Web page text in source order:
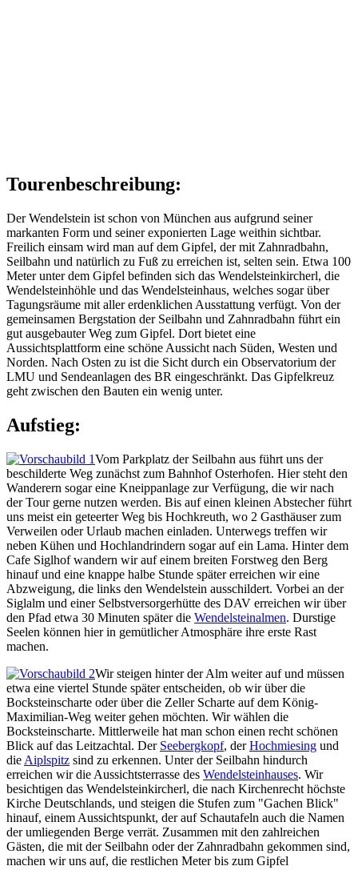
Tourenbeschreibung:
Der Wendelstein ist schon von München aus aufgrund seiner
markanten Form und seiner exponierten Lage weithin sichtbar.
Freilich einsam wird man auf dem Gipfel, der mit Zahnradbahn,
Seilbahn und natürlich zu Fuß zu erreichen ist, selten sein. Etwa 100
Meter unter dem Gipfel befinden sich das Wendelsteinkircherl, die
Wendelsteinhöhle und das Wendelsteinhaus, welches sogar über
Tagungsräume mit aller erdenklichen Ausstattung verfügt. Von der
gemeinsamen Bergstation der Seilbahn und Zahnradbahn führt ein
gut ausgebauter Weg zum Gipfel. Dort bietet eine
Aussichtsplattform eine schöne Aussicht nach Süden, Westen und
Norden. Nach Osten zu ist die Sicht durch ein Observatorium der
LMU und Sendeanlagen des BR eingeschränkt. Das Gipfelkreuz
geht zwischen den Bauten ein wenig unter.
Aufstieg:
Vom Parkplatz der Seilbahn aus führt uns der
beschilderte Weg zunächst zum Bahnhof Osterhofen. Hier steht den
Wanderern sogar eine Kneippanlage zur Verfügung, die wir nach
der Tour gerne nutzen werden. Bis auf einen kleinen Abstecher führt
uns meist ein geteerter Weg bis Hochkreuth, wo 2 Gasthäuser zum
Verweilen oder Urlaub machen einladen. Unterwegs treffen wir
neben Kühen und Hochlandrindern sogar auf ein Lama. Hinter dem
Cafe Siglhof wandern wir auf einem breiten Forstweg den Berg
hinauf und eine knappe halbe Stunde später erreichen wir eine
Abzweigung, die links den Wendelstein ausschildert. Vorbei an der
Siglalm und einer Selbstversorgerhütte des DAV erreichen wir über
den Pfad etwa 30 Minuten später die Wendelsteinalmen. Durstige
Seelen können hier in gemütlicher Atmosphäre ihre erste Rast
machen.
Wir steigen hinter der Alm weiter auf und müssen
etwa eine viertel Stunde später entscheiden, ob wir über die
Bocksteinscharte oder über die Zeller Scharte auf dem König-
Maximilian-Weg weiter gehen möchten. Wir wählen die
Bocksteinscharte. Mittlerweile hat man schon einen recht schönen
Blick auf das Leitzachtal. Der Seebergkopf, derHochmiesing und
die Aiplspitz sind zu erkennen. Unter der Seilbahn hindurch
erreichen wir die Aussichtsterrasse des Wendelsteinhauses. Wir
besichtigen das Wendelsteinkircherl, die nach Kirchenrecht höchste
Kirche Deutschlands, und steigen die Stufen zum "Gachen Blick"
hinauf, einem Aussichtspunkt, der auf Schautafeln auch die Namen
der umliegenden Berge verrät. Zusammen mit den zahlreichen
Gästen, die mit der Seilbahn oder der Zahnradbahn gekommen sind,
machen wir uns auf, die restlichen Meter bis zum Gipfel